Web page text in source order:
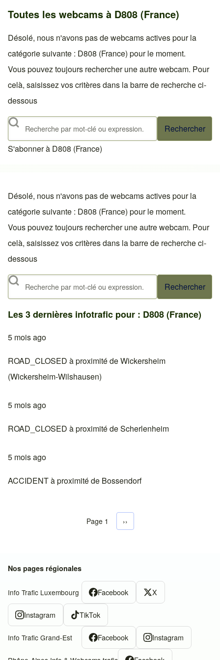
Toutes les webcams à D808 (France)
Désolé, nous n'avons pas de webcams actives pour la
catégorie suivante : D808 (France) pour le moment.
Vous pouvez toujours rechercher une autre webcam. Pour
celà, saisissez vos critères dans la barre de recherche ci-
dessous
Rechercher
S'abonner à D808 (France)
Désolé, nous n'avons pas de webcams actives pour la
catégorie suivante : D808 (France) pour le moment.
Vous pouvez toujours rechercher une autre webcam. Pour
celà, saisissez vos critères dans la barre de recherche ci-
dessous
Rechercher
Les 3 dernières infotrafic pour : D808 (France)
5 mois ago
ROAD_CLOSED à proximité de Wickersheim
(Wickersheim-Wilshausen)
5 mois ago
ROAD_CLOSED à proximité de Scherlenheim
5 mois ago
ACCIDENT à proximité de Bossendorf
Pagination
Page 1 Next page
››
Nos pages régionales
Info Trafic Luxembourg Facebook X
Instagram TikTok
Info Trafic Grand-Est Facebook Instagram